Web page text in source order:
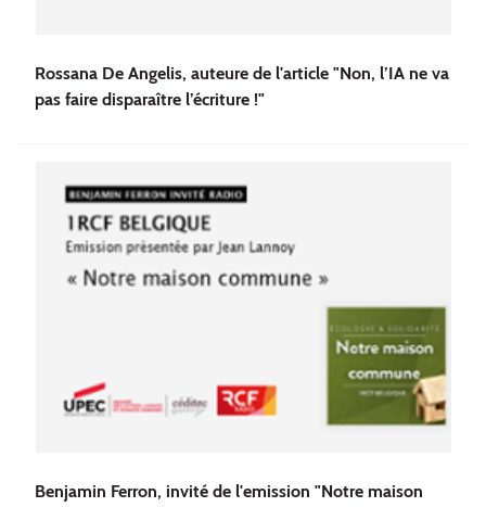
Rossana De Angelis, auteure de l'article "Non, l’IA ne va
pas faire disparaître l’écriture !"
Benjamin Ferron, invité de l'emission "Notre maison